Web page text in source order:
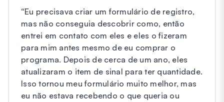
“Eu precisava criar um formulário de registro,
mas não conseguia descobrir como, então
entrei em contato com eles e eles o fizeram
para mim antes mesmo de eu comprar o
programa. Depois de cerca de um ano, eles
atualizaram o item de sinal para ter quantidade.
Isso tornou meu formulário muito melhor, mas
eu não estava recebendo o que queria ou